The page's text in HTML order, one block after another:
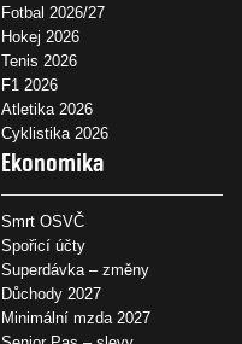
Fotbal 2026/27
Hokej 2026
Tenis 2026
F1 2026
Atletika 2026
Cyklistika 2026
Ekonomika
Smrt OSVČ
Spořicí účty
Superdávka – změny
Důchody 2027
Minimální mzda 2027